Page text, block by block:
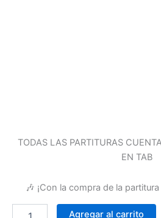
TODAS LAS PARTITURAS
EN TAB
🎶 ¡Con la compra de la
Agregar al carrito